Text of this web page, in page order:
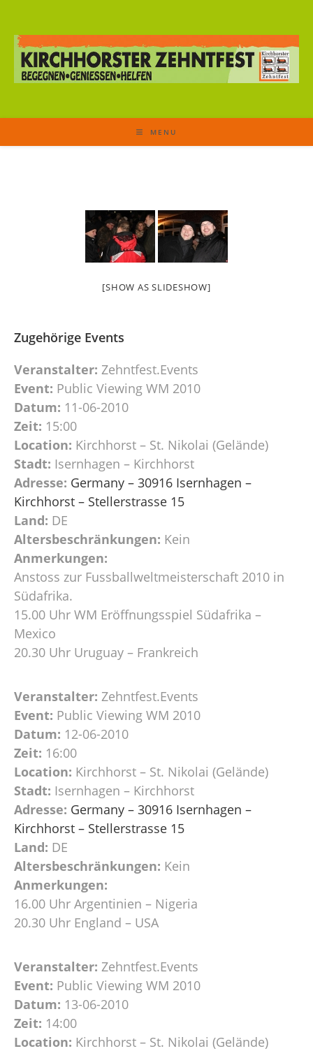
MENU
[SHOW AS SLIDESHOW]
Zugehörige Events
Veranstalter: Zehntfest.Events
Event: Public Viewing WM 2010
Datum: 11-06-2010
Zeit: 15:00
Location: Kirchhorst – St. Nikolai (Gelände)
Stadt: Isernhagen – Kirchhorst
Adresse: Germany – 30916 Isernhagen –
Kirchhorst – Stellerstrasse 15
Land: DE
Altersbeschränkungen: Kein
Anmerkungen:
Anstoss zur Fussballweltmeisterschaft 2010 in
Südafrika.
15.00 Uhr WM Eröffnungsspiel Südafrika –
Mexico
20.30 Uhr Uruguay – Frankreich
Veranstalter: Zehntfest.Events
Event: Public Viewing WM 2010
Datum: 12-06-2010
Zeit: 16:00
Location: Kirchhorst – St. Nikolai (Gelände)
Stadt: Isernhagen – Kirchhorst
Adresse: Germany – 30916 Isernhagen –
Kirchhorst – Stellerstrasse 15
Land: DE
Altersbeschränkungen: Kein
Anmerkungen:
16.00 Uhr Argentinien – Nigeria
20.30 Uhr England – USA
Veranstalter: Zehntfest.Events
Event: Public Viewing WM 2010
Datum: 13-06-2010
Zeit: 14:00
Location: Kirchhorst – St. Nikolai (Gelände)